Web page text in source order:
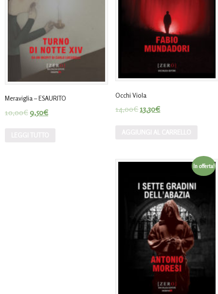
Meraviglia – ESAURITO
10,00€9,50€
Occhi Viola
14,00€13,30€
In offerta!